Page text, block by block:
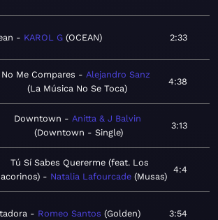
KAROL G OCEAN 2:33
No Me Compares
Alejandro Sanz
La Música No Se Toca
4:38
Downtown
Anitta & J Balvin
Downtown - Single
3:13
Tú Sí Sabes Quererme (feat. Los
Natalia Lafourcade Musas
4:4
Romeo Santos Golden 3:54